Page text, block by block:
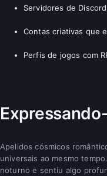
Servidores de
Contas criativas que
Perfis de jogos com
Apelidos cósmicos
universais ao mesmo
noturno e sentiu algo